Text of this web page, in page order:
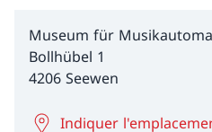
Museum für
Bollhübel 1
4206 Seewen
Indiquer